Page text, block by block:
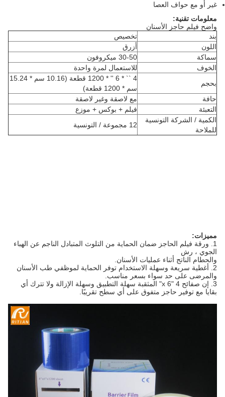
غير أو مع حواف العصا
معلومات تقنية:
واضح فيلم حاجز الأسنان
بند
تخصيص
اللون
أزرق
سماكة
30-50 ميكروفون
الخوف
للاستعمال لمرة واحدة
بحجم
4 `` * 6 '' * 1200 قطعة (10.16 سم * 15.24
سم * 1200 قطعة)
حافة
مع لاصقة وغير لاصقة
التعبئة
فيلم + بوكس ​​+ موزع
الكمية / الشركة التونسية
للملاحة
12 مجموعة / التونسية
مميزات:
1. ورقة فيلم الحاجز ضمان الحماية من التلوث المتبادل الناجم عن الهباء
الجوي ، رش
والحطام الناتج أثناء عمليات الأسنان.
2. أغطية سريعة وسهلة الاستخدام توفر الحماية لموظفي طب الأسنان
والمرضى على حد سواء بسعر مناسب.
3. إن صفائح 4 "x 6" المثقبة سهلة التطبيق وسهلة الإزالة ولا تترك أي
بقايا مع توفير حاجز متفوق على أي سطح تقريبًا.